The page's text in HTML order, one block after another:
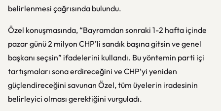
belirlenmesi çağrısında bulundu.
Özel konuşmasında, “Bayramdan sonraki 1-2 hafta içinde
pazar günü 2 milyon CHP’li sandık başına gitsin ve genel
başkanı seçsin” ifadelerini kullandı. Bu yöntemin parti içi
tartışmaları sona erdireceğini ve CHP’yi yeniden
güçlendireceğini savunan Özel, tüm üyelerin iradesinin
belirleyici olması gerektiğini vurguladı.